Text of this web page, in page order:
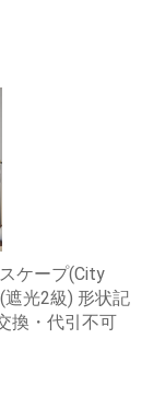
ケープ(City
光2級) 形状記
換・代引不可